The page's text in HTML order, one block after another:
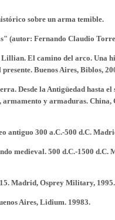
sobre un arma temible.
(autor: Fernando Claudio
El camino del arco. Una
Buenos Aires, Biblos,
Desde la Antigüedad hasta
armamento y armaduras. China,
antiguo 300 a.C.-500 d.C.
medieval. 500 d.C.-1500 d.C.
Madrid, Osprey Military, 1995.
Aires, Lidium. 19983.